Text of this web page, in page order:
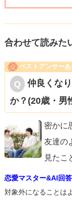
①色気がすべてで
いる女性なんて多
ないことです。
②隙がなさそうな
のなら、強がら
るなどを工夫して
③私自身もせっか
厳しい印象を与え
合わせて読みた
ベストアンサーあ
仲良くな
か？(20歳・男
密かに
友達の
見たこ
恋愛マスター&AI回
対象外になることは